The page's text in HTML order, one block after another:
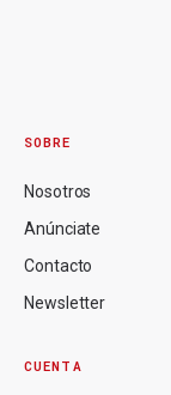
SOBRE
Nosotros
Anúnciate
Contacto
Newsletter
CUENTA